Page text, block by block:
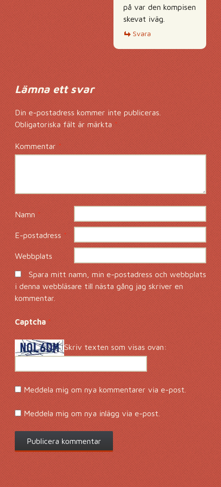
på var den kompisen
skevat iväg.
Svara
Lämna ett svar
Din e-postadress kommer inte publiceras.
Obligatoriska fält är märkta*
Kommentar*
Namn *
E-postadress*
Webbplats
Spara mitt namn, min e-postadress och webbplats
i denna webbläsare till nästa gång jag skriver en
kommentar.
Captcha*
Skriv texten som visas ovan:
Meddela mig om nya kommentarer via e-post.
Meddela mig om nya inlägg via e-post.